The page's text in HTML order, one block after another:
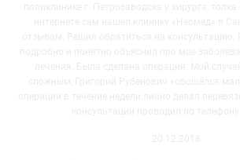
поликлинике г.
Петрозаводска у хирурга,
интернете сам нашел клинику «Неомед» в
отзывам. Решил обратиться на консультацию.
подробно и понятно объяснил про мое
лечения. Была сделана операция. Мой
сложным, Григорий Рубенович «обошёлся
операции в течение недели лично делал
консультации проводил по телефону
20.12.2018